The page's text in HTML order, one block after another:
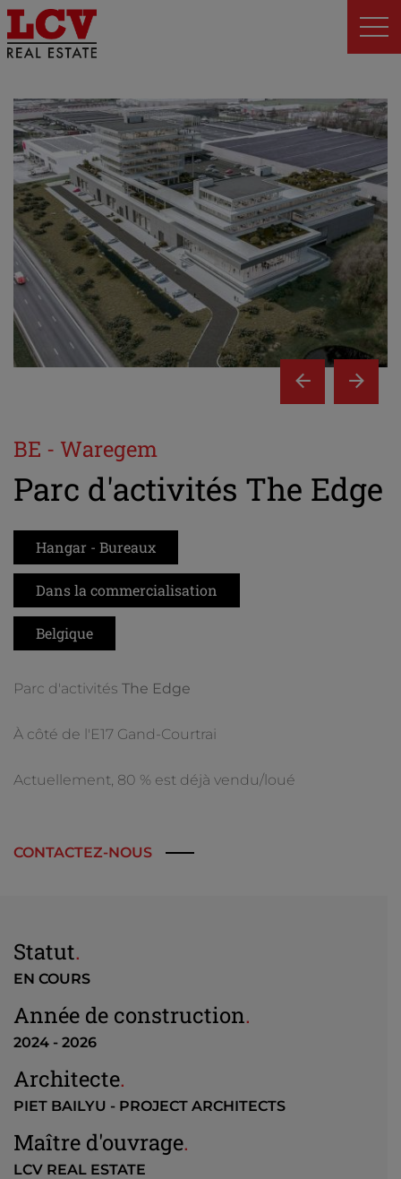
BE - Waregem
Parc d'activités The Edge
Hangar - Bureaux
Dans la commercialisation
Belgique
Parc d'activités The Edge
À côté de l'E17 Gand-Courtrai
Actuellement, 80 % est déjà vendu/loué
CONTACTEZ-NOUS
Statut.
EN COURS
Année de construction.
2024 - 2026
Architecte.
PIET BAILYU - PROJECT ARCHITECTS
Maître d'ouvrage.
LCV REAL ESTATE